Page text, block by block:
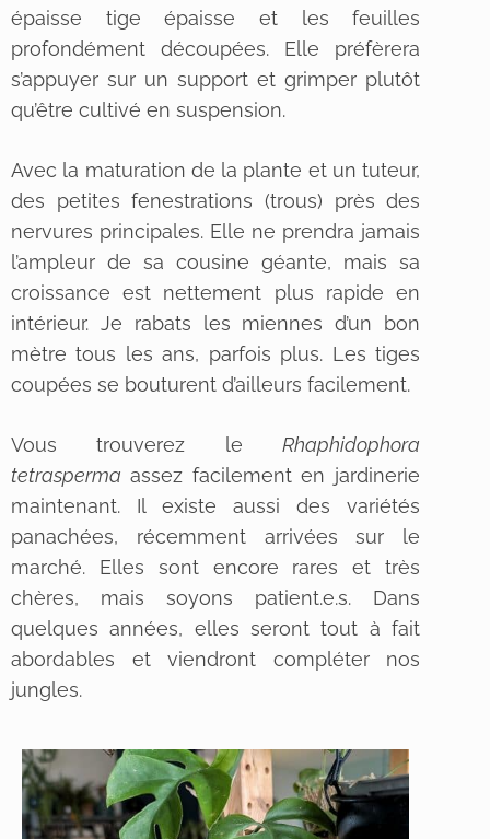
épaisse tige épaisse et les feuilles
profondément découpées. Elle préfèrera
s’appuyer sur un support et grimper plutôt
qu’être cultivé en suspension.
Avec la maturation de la plante et un tuteur,
des petites fenestrations (trous) près des
nervures principales. Elle ne prendra jamais
l’ampleur de sa cousine géante, mais sa
croissance est nettement plus rapide en
intérieur. Je rabats les miennes d’un bon
mètre tous les ans, parfois plus. Les tiges
coupées se bouturent d’ailleurs facilement.
Vous trouverez leRhaphidophora
tetrasperma assez facilement en jardinerie
maintenant. Il existe aussi des variétés
panachées, récemment arrivées sur le
marché. Elles sont encore rares et très
chères, mais soyons patient.e.s. Dans
quelques années, elles seront tout à fait
abordables et viendront compléter nos
jungles.